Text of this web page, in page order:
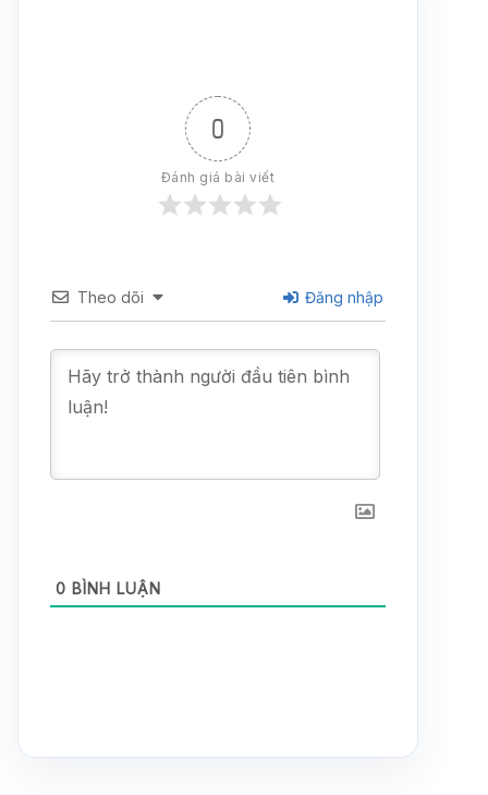
0
Đánh giá bài viết
Theo dõi Đăng nhập
0 BÌNH LUẬN